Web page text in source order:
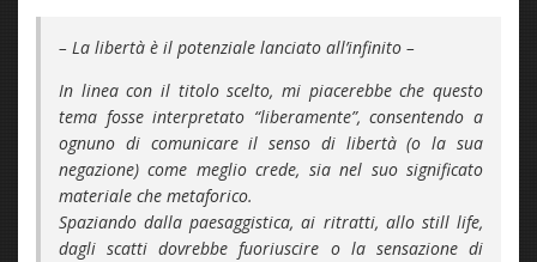
– La libertà è il potenziale lanciato all’infinito –
In linea con il titolo scelto, mi piacerebbe che questo
tema fosse interpretato “liberamente”, consentendo a
ognuno di comunicare il senso di libertà (o la sua
negazione) come meglio crede, sia nel suo significato
materiale che metaforico.
Spaziando dalla paesaggistica, ai ritratti, allo still life,
dagli scatti dovrebbe fuoriuscire o la sensazione di